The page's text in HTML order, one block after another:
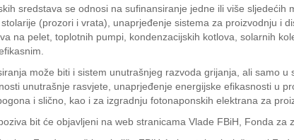
sredstava se odnosi na sufinansiranje jedne ili više
(prozori i vrata), unaprjeđenje sistema za proizvodnju i
na pelet, toplotnih pumpi, kondenzacijskih kotlova, solarnih
može biti i sistem unutrašnjeg razvoda grijanja, ali samo
unutrašnje rasvjete, unaprjeđenje energijske efikasnosti u
i slično, kao i za izgradnju fotonaponskih elektrana za
bit će objavljeni na web stranicama Vlade FBiH, Fonda